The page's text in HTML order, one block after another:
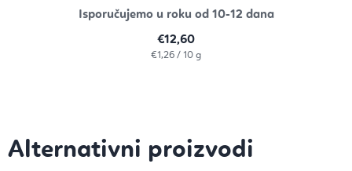
Isporučujemo u roku od 10-12 dana
€12,60
Izračunaj
€1,26 / 10 g